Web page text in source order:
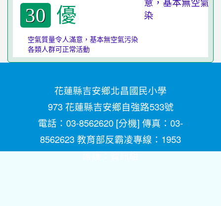
30 優
空氣質量令人滿意，基本無空氣污染
各類人群可正常活動
花蓮縣吉安鄉北昌國民小學
973 花蓮縣吉安鄉自強路533號
電話：03-8562620 [分機] 傳真：03-
8562623 教育部反霸凌專線：1953
維護：資訊組